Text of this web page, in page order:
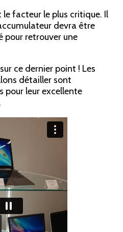
le facteur le plus critique. Il
devra être
retrouver une
ce dernier point ! Les
détailler sont
pour leur excellente